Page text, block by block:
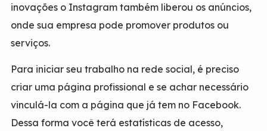
inovações o Instagram também liberou os anúncios,
onde sua empresa pode promover produtos ou
serviços.
Para iniciar seu trabalho na rede social, é preciso
criar uma página profissional e se achar necessário
vinculá-la com a página que já tem no Facebook.
Dessa forma você terá estatísticas de acesso,